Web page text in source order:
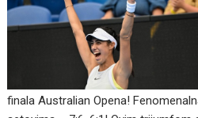
finala Australian Opena!